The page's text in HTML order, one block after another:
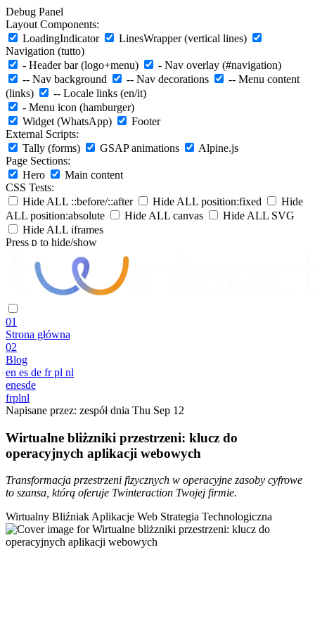
Debug Panel
Layout Components:
LoadingIndicator
LinesWrapper (vertical lines)
Navigation (tutto)
- Header bar (logo+menu)
- Nav overlay (#navigation)
-- Nav background
-- Nav decorations
-- Menu content
(links)
-- Locale links (en/it)
- Menu icon (hamburger)
Widget (WhatsApp)
Footer
External Scripts:
Tally (forms)
GSAP animations
Alpine.js
Page Sections:
Hero
Main content
CSS Tests:
Hide ALL ::before/::after
Hide ALL position:fixed
Hide
ALL position:absolute
Hide ALL canvas
Hide ALL SVG
Hide ALL iframes
Press D to hide/show
01
Strona główna
02
Blog
en es de fr pl nl
enesde
frplnl
Napisane przez: zespół dnia Thu Sep 12
Wirtualne bliżzniki przestrzeni: klucz do
operacyjnych aplikacji webowych
Transformacja przestrzeni fizycznych w operacyjne zasoby cyfrowe
to szansa, którą oferuje Twinteraction Twojej firmie.
Wirtualny BliźniakAplikacje Web Strategia Technologiczna